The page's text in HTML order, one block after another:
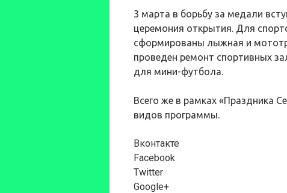
3 марта в борьбу за медали
церемония открытия. Для
сформированы лыжная и
проведен ремонт спортивных
для мини-футбола.
Всего же в рамках «Праздника
видов программы.
Вконтакте
Facebook
Twitter
Google+